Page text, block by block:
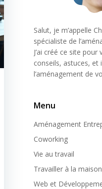
Salut, je m’appelle
spécialiste de
J’ai créé ce site
conseils, astuces, et
l’aménagement de
Menu
Aménagement
Coworking
Vie au travail
Travailler à la maison
Web et